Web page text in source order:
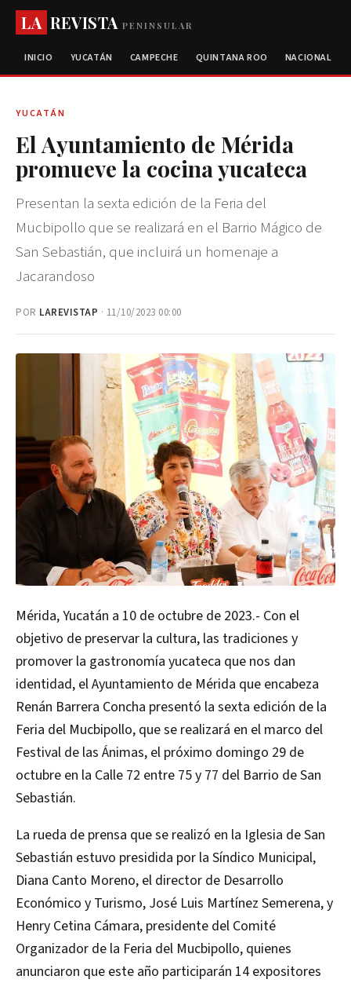
LA REVISTAPENINSULAR
INICIO YUCATÁN CAMPECHE QUINTANA ROO NACIONAL
YUCATÁN
El Ayuntamiento de Mérida
promueve la cocina yucateca
Presentan la sexta edición de la Feria del
Mucbipollo que se realizará en el Barrio Mágico de
San Sebastián, que incluirá un homenaje a
Jacarandoso
POR LAREVISTAP · 11/10/2023 00:00
Mérida, Yucatán a 10 de octubre de 2023.- Con el
objetivo de preservar la cultura, las tradiciones y
promover la gastronomía yucateca que nos dan
identidad, el Ayuntamiento de Mérida que encabeza
Renán Barrera Concha presentó la sexta edición de la
Feria del Mucbipollo, que se realizará en el marco del
Festival de las Ánimas, el próximo domingo 29 de
octubre en la Calle 72 entre 75 y 77 del Barrio de San
Sebastián.
La rueda de prensa que se realizó en la Iglesia de San
Sebastián estuvo presidida por la Síndico Municipal,
Diana Canto Moreno, el director de Desarrollo
Económico y Turismo, José Luis Martínez Semerena, y
Henry Cetina Cámara, presidente del Comité
Organizador de la Feria del Mucbipollo, quienes
anunciaron que este año participarán 14 expositores